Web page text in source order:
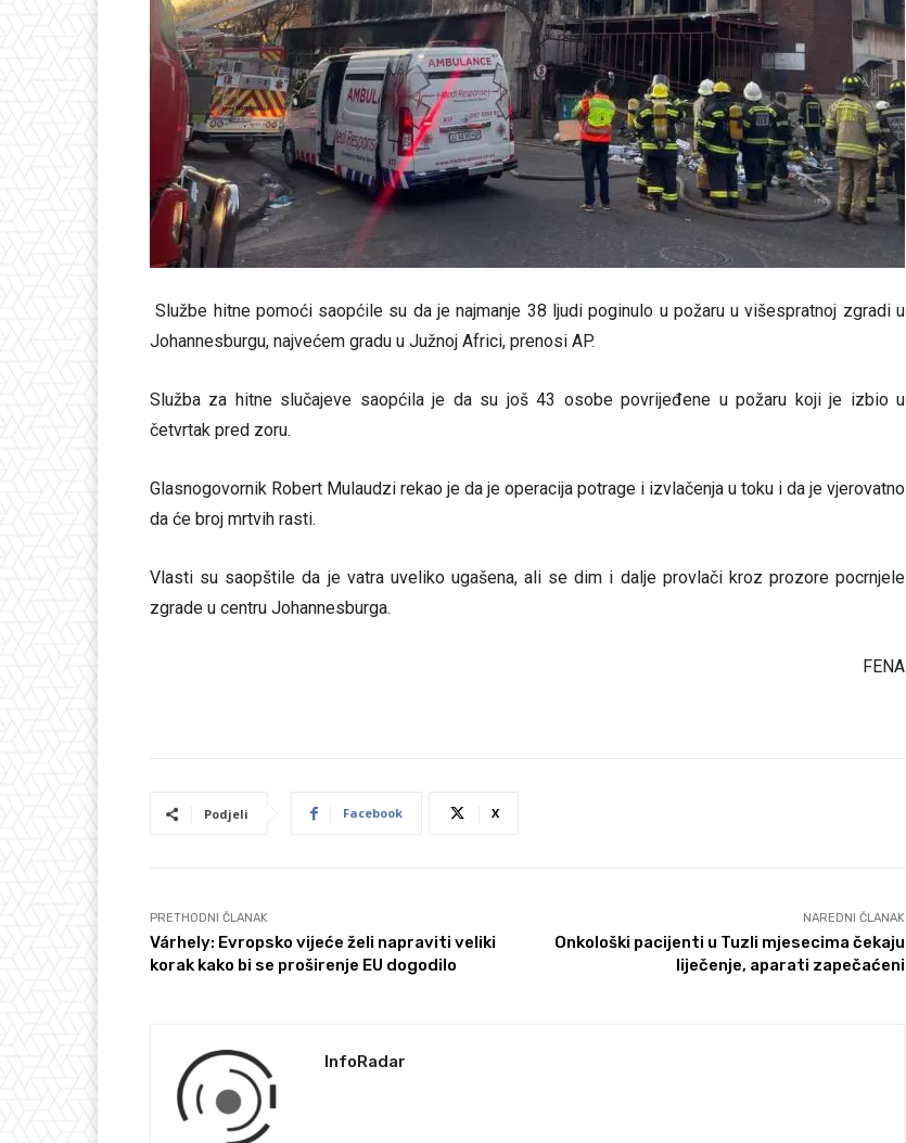
Službe hitne pomoći saopćile su da je najmanje 38 ljudi poginulo u požaru u višespratnoj zgradi u
Johannesburgu, najvećem gradu u Južnoj Africi, prenosi AP.
Služba za hitne slučajeve saopćila je da su još 43 osobe povrijeđene u požaru koji je izbio u
četvrtak pred zoru.
Glasnogovornik Robert Mulaudzi rekao je da je operacija potrage i izvlačenja u toku i da je vjerovatno
da će broj mrtvih rasti.
Vlasti su saopštile da je vatra uveliko ugašena, ali se dim i dalje provlači kroz prozore pocrnjele
zgrade u centru Johannesburga.
FENA
Podjeli Facebook X
PRETHODNI ČLANAK
Várhely: Evropsko vijeće želi napraviti veliki
korak kako bi se proširenje EU dogodilo
NAREDNI ČLANAK
Onkološki pacijenti u Tuzli mjesecima čekaju
liječenje, aparati zapečaćeni
InfoRadar